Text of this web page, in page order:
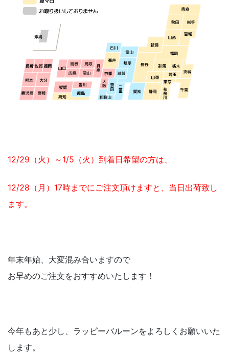
12/29（火）～1/5（火）到着日希望の方は、
12/28（月）17時までにご注文頂けますと、当日出荷致し
ます。
年末年始、大変混み合いますので
お早めのご注文をおすすめいたします！
今年もあと少し、ラッピーバルーンをよろしくお願いいた
します。